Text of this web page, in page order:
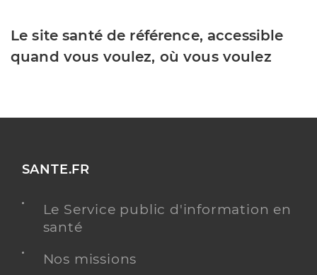
Le site santé de référence, accessible
quand vous voulez, où vous voulez
SANTE.FR
Le Service public d'information en
santé
Nos missions